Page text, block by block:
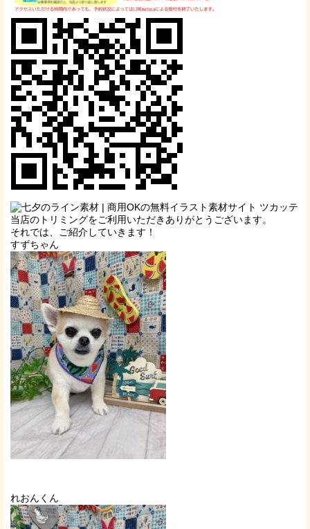
当店のトリミングをご利用いただきありがとうございます。
それでは、ご紹介していきます！
すずちゃん
れおんくん